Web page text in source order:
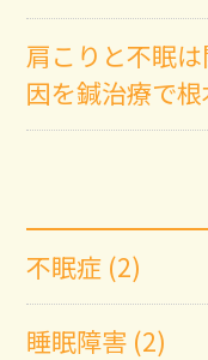
肩こりと不眠
因を鍼治療で
不眠症 (2)
睡眠障害 (2)